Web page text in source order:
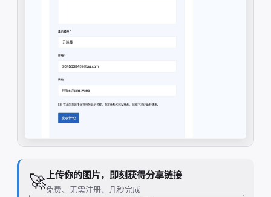
🚀 上传你的图片，即刻获得分享链接
免费、无需注册、几秒完成